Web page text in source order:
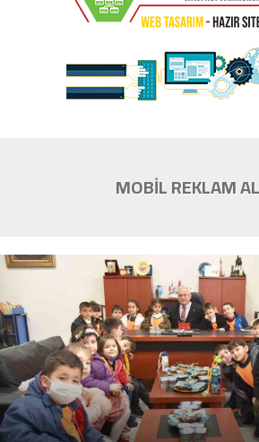
MOBİL REKLAM